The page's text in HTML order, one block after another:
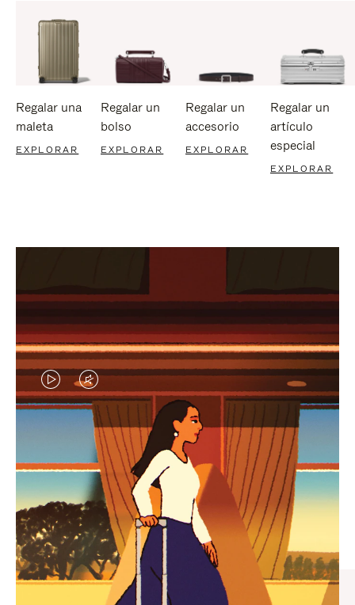
Regalar una
maleta
EXPLORAR
Regalar un
bolso
EXPLORAR
Regalar un
accesorio
EXPLORAR
Regalar un
artículo
especial
EXPLORAR
EL
VÍDEO
ESTÁ
PAUSADO,
PULSE
PARA
PAUSARLO.
EL
SONIDO
DEL
VÍDEO
ESTÁ
DESACTIVADO:
PULSE
PARA
IDAS DE REGALO CUIDADOSAMENTE ELEGIDAS
Encuentre su compañero de
viaje ideal